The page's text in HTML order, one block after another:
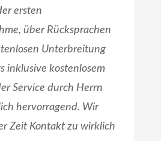
ersten
über Rücksprachen
Unterbreitung
inklusive kostenlosem
Service durch Herrn
hervorragend. Wir
Zeit Kontakt zu wirklich